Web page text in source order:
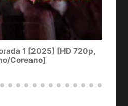
1 [2025] [HD 720p,
Coreano]